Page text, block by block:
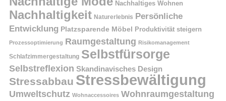
Nachhaltiges Wohnen
Nachhaltigkeit Naturerlebnis Persönliche
Entwicklung Platzsparende Möbel Produktivität steigern
Prozessoptimierung Raumgestaltung Risikomanagement
Schlafzimmergestaltung Selbstfürsorge
Selbstreflexion Skandinavisches Design
Stressabbau Stressbewältigung
Umweltschutz Wohnaccessoires Wohnraumgestaltung